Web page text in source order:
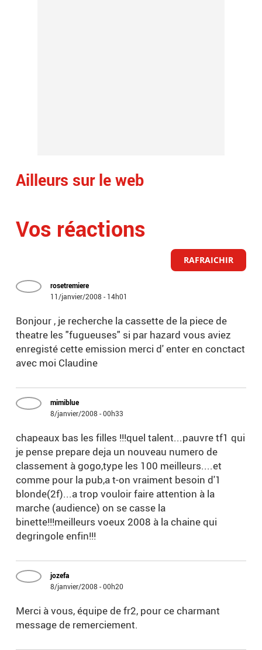
Ailleurs sur le web
Vos réactions
RAFRAICHIR
rosetremiere
11/janvier/2008 - 14h01
Bonjour , je recherche la cassette de la piece de
theatre les "fugueuses" si par hazard vous aviez
enregisté cette emission merci d' enter en conctact
avec moi Claudine
mimiblue
8/janvier/2008 - 00h33
chapeaux bas les filles !!!quel talent...pauvre tf1 qui
je pense prepare deja un nouveau numero de
classement à gogo,type les 100 meilleurs....et
comme pour la pub,a t-on vraiment besoin d'1
blonde(2f)...a trop vouloir faire attention à la
marche (audience) on se casse la
binette!!!meilleurs voeux 2008 à la chaine qui
degringole enfin!!!
jozefa
8/janvier/2008 - 00h20
Merci à vous, équipe de fr2, pour ce charmant
message de remerciement.